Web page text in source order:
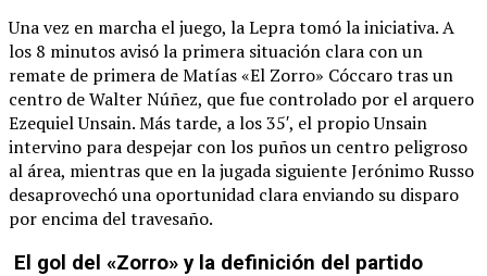
Una vez en marcha el juego, la Lepra tomó la iniciativa. A
los 8 minutos avisó la primera situación clara con un
remate de primera de Matías «El Zorro» Cóccaro tras un
centro de Walter Núñez, que fue controlado por el arquero
Ezequiel Unsain. Más tarde, a los 35′, el propio Unsain
intervino para despejar con los puños un centro peligroso
al área, mientras que en la jugada siguiente Jerónimo Russo
desaprovechó una oportunidad clara enviando su disparo
por encima del travesaño.
El gol del «Zorro» y la definición del partido